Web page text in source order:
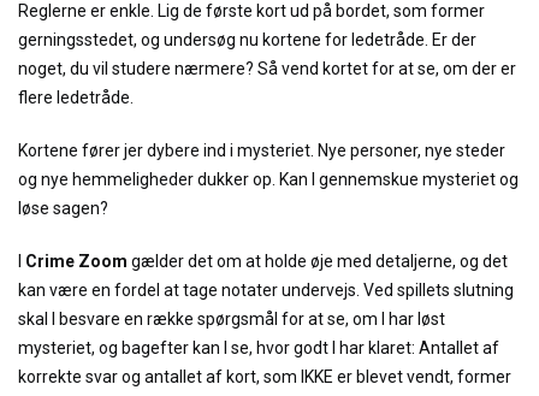
Reglerne er enkle. Lig de første kort ud på bordet, som former
gerningsstedet, og undersøg nu kortene for ledetråde. Er der
noget, du vil studere nærmere? Så vend kortet for at se, om der er
flere ledetråde.
Kortene fører jer dybere ind i mysteriet. Nye personer, nye steder
og nye hemmeligheder dukker op. Kan I gennemskue mysteriet og
løse sagen?
Crime Zoom gælder det om at holde øje med detaljerne, og det
kan være en fordel at tage notater undervejs. Ved spillets slutning
skal I besvare en række spørgsmål for at se, om I har løst
mysteriet, og bagefter kan I se, hvor godt I har klaret: Antallet af
korrekte svar og antallet af kort, som IKKE er blevet vendt, former